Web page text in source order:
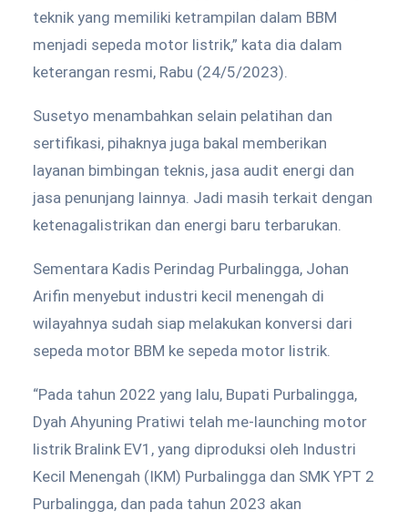
teknik yang memiliki ketrampilan dalam BBM
menjadi sepeda motor listrik,” kata dia dalam
keterangan resmi, Rabu (24/5/2023).
Susetyo menambahkan selain pelatihan dan
sertifikasi, pihaknya juga bakal memberikan
layanan bimbingan teknis, jasa audit energi dan
jasa penunjang lainnya. Jadi masih terkait dengan
ketenagalistrikan dan energi baru terbarukan.
Sementara Kadis Perindag Purbalingga, Johan
Arifin menyebut industri kecil menengah di
wilayahnya sudah siap melakukan konversi dari
sepeda motor BBM ke sepeda motor listrik.
“Pada tahun 2022 yang lalu, Bupati Purbalingga,
Dyah Ahyuning Pratiwi telah me-launching motor
listrik Bralink EV1, yang diproduksi oleh Industri
Kecil Menengah (IKM) Purbalingga dan SMK YPT 2
Purbalingga, dan pada tahun 2023 akan